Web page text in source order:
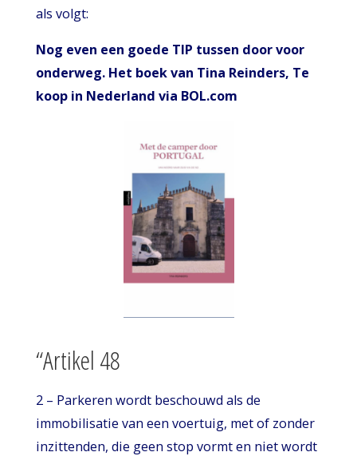
als volgt:
Nog even een goede TIP tussen door voor
onderweg. Het boek van Tina Reinders, Te
koop in Nederland via BOL.com
“Artikel 48
2 – Parkeren wordt beschouwd als de
immobilisatie van een voertuig, met of zonder
inzittenden, die geen stop vormt en niet wordt